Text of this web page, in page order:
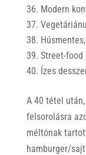
Modern
Street-
Ízes
A 40 tétel
felsorolásra
méltónak
hamburger/